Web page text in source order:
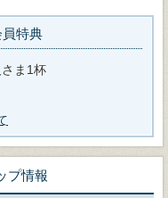
特典
ま1杯
プ情報